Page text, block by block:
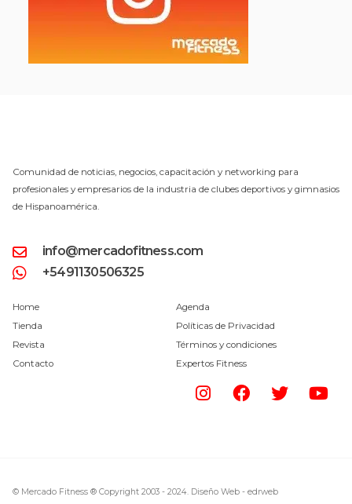
Comunidad de noticias, negocios, capacitación y networking para
profesionales y empresarios de la industria de clubes deportivos y gimnasios
de Hispanoamérica.
info@mercadofitness.com
+5491130506325
Home
Tienda
Revista
Contacto
Agenda
Políticas de Privacidad
Términos y condiciones
Expertos Fitness
© Mercado Fitness ® Copyright 2003 - 2024. Diseño Web - edrweb